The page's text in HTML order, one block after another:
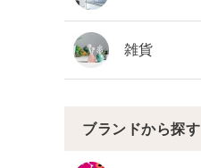
雑貨
ブランドから探す